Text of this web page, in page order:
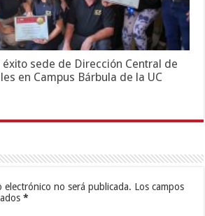
sede de Dirección Central de
en Campus Bárbula de la UC
electrónico no será publicada. Los campos
*